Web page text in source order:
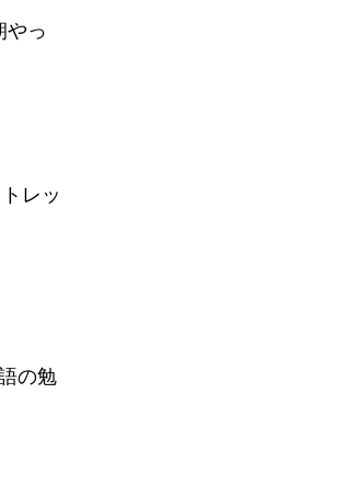
っ
レッ
の勉